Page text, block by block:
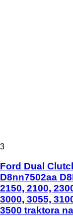
3
Ford Dual
D8nn7502aa
2150, 2100,
3000, 3055,
3500 traktora